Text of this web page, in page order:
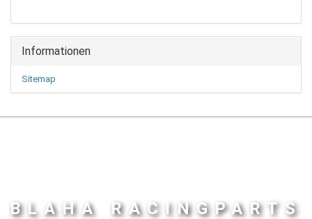
Informationen
Sitemap
BLAHA RACINGPARTS